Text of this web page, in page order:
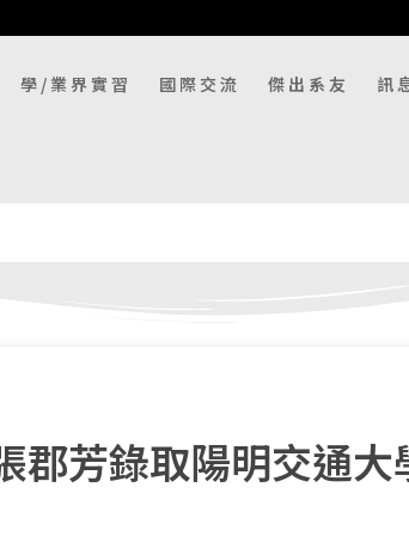
學/業界實習 國際交流 傑出系友 訊
郡芳錄取陽明交通大